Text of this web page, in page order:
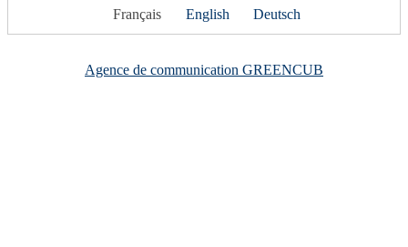
Français English Deutsch
Agence de communication GREENCUB